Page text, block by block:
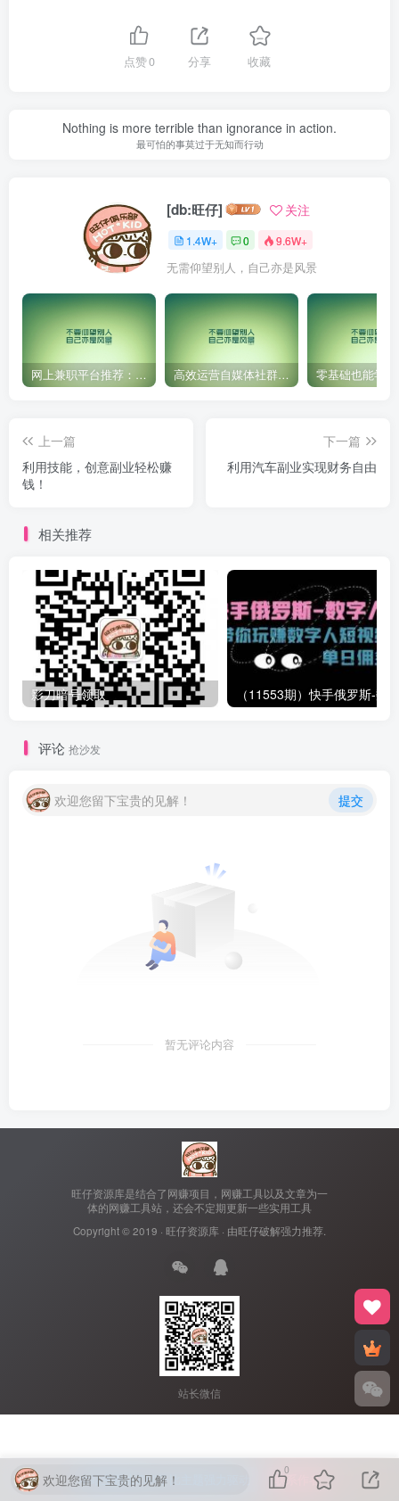
点赞0 分享 收藏
Nothing is more terrible than ignorance in action.
最可怕的事莫过于无知而行动
[db:旺仔] 关注
1.4W+ 0 9.6W+
无需仰望别人，自己亦是风景
网上兼职平台推荐：国外网赚任务！ 高效运营自媒体社群，让内容更有价值！
上一篇
利用技能，创意副业轻松赚
钱！
下一篇
利用汽车副业实现财务自由
相关推荐
影刀暗号领取
评论 抢沙发
欢迎您留下宝贵的见解！ 提交
暂无评论内容
旺仔资源库是结合了网赚项目，网赚工具以及文章为一
体的网赚工具站，还会不定期更新一些实用工具
Copyright © 2019 · 旺仔资源库 · 由旺仔破解强力推荐.
站长微信
欢迎您留下宝贵的见解！
0
本站主题由Zibll子比主题强力驱动 联系作者